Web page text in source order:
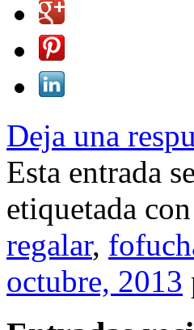
Deja una
Esta entrada
etiquetada con
regalar,
octubre, 2013